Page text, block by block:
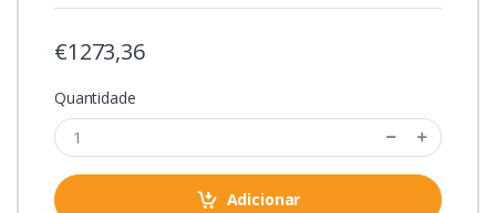
€1273,36
Quantidade
Adicionar